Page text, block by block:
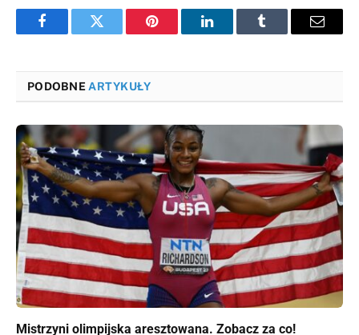
FacebookTwitter Pinterest LinkedInTumblr Email
PODOBNE ARTYKUŁY
Mistrzyni olimpijska aresztowana. Zobacz za co!